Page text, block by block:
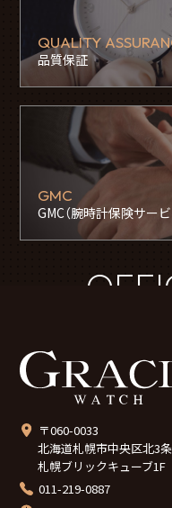
QUALITY
品質保証
GMC
GMC（腕時計保険サービ
〒060-0033
北海道札幌市中央区北3
札幌ブリックキューブ1F
011-219-0887